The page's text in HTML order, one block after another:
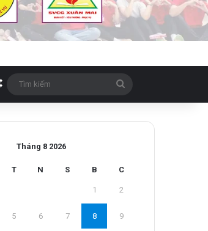
Bài viết ngẫu nhiên
Tìm
kiếm
Tháng 8 2026
T N S B C
1 2
5 6 7 8 9